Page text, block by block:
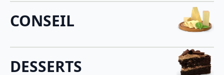
CONSEIL
DESSERTS